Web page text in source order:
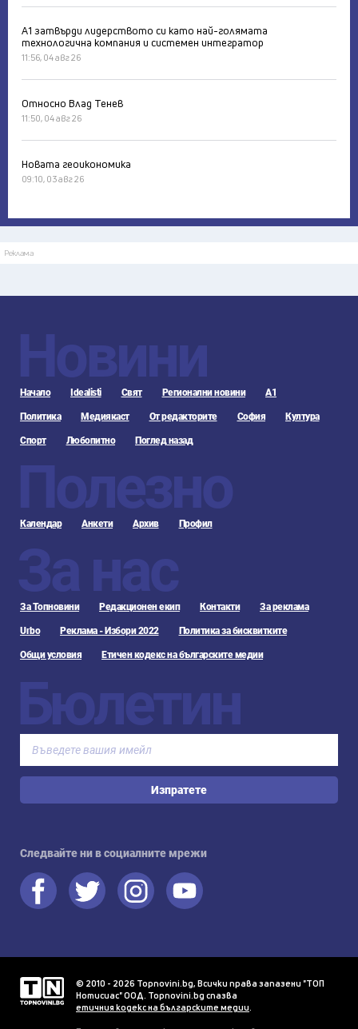
А1 затвърди лидерството си като най-голямата
технологична компания и системен интегратор
11:56, 04 авг 26
Относно Влад Тенев
11:50, 04 авг 26
Новата геоикономика
09:10, 03 авг 26
Реклама
Новини
Начало Idealisti Свят Регионални новини А1
Политика Медиякаст От редакторите София Култура
Спорт Любопитно Поглед назад
Полезно
Календар Анкети Архив Профил
За нас
За Топновини Редакционен екип Контакти За реклама
Urbo Реклама - Избори 2022 Политика за бисквитките
Общи условия Етичен кодекс на българските медии
Бюлетин
Изпратете
Следвайте ни в социалните мрежи
© 2010 - 2026 Topnovini.bg, Всички права запазени "ТОП
Нотисиас" ООД. Topnovini.bg спазва
етичния кодекс на българските медии